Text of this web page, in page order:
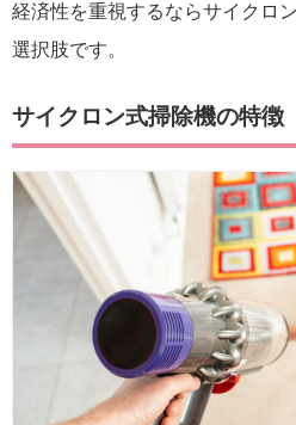
経済性を重視するならサイクロ
選択肢です。
サイクロン式掃除機の特徴